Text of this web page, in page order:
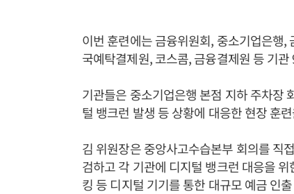
이번 훈련에는 금융위원회, 중소기업은행
국예탁결제원, 코스콤, 금융결제원 등 기
기관들은 중소기업은행 본점 지하 주차장
털 뱅크런 발생 등 상황에 대응한 현장 훈
김 위원장은 중앙사고수습본부 회의를 직
검하고 각 기관에 디지털 뱅크런 대응을
킹 등 디지털 기기를 통한 대규모 예금 인